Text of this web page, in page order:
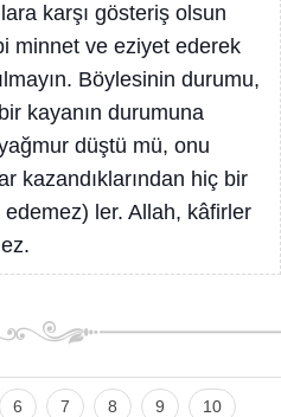
karşı gösteriş olsun
minnet ve eziyet ederek
Böylesinin durumu,
kayanın durumuna
düştü mü, onu
kazandıklarından hiç bir
ler. Allah, kâfirler
6 7 8 9 10